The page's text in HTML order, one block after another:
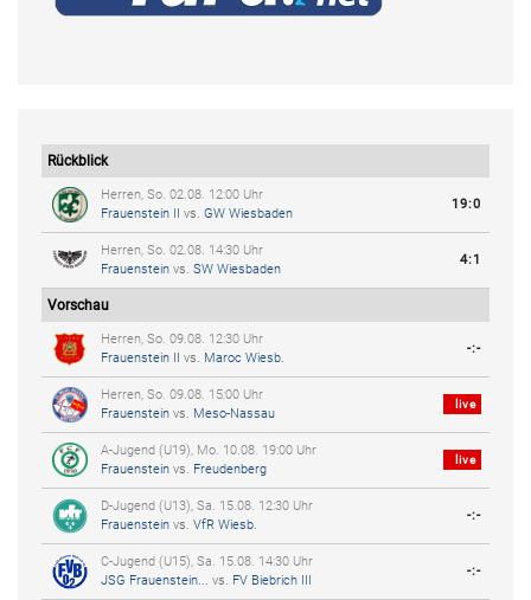
Rückblick
Herren, So. 02.08. 12:00 Uhr
Frauenstein II vs. GW Wiesbaden
19:0
Herren, So. 02.08. 14:30 Uhr
Frauenstein vs. SW Wiesbaden
4:1
Vorschau
Herren, So. 09.08. 12:30 Uhr
Frauenstein II vs. Maroc Wiesb.
-:-
Herren, So. 09.08. 15:00 Uhr
Frauenstein vs. Meso-Nassau
live
A-Jugend (U19), Mo. 10.08. 19:00 Uhr
Frauenstein vs. Freudenberg
live
D-Jugend (U13), Sa. 15.08. 12:30 Uhr
Frauenstein vs. VfR Wiesb.
-:-
C-Jugend (U15), Sa. 15.08. 14:30 Uhr
JSG Frauenstein...
vs. FV Biebrich III
-:-